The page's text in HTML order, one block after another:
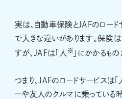
実は、自動車保険とJAFのロード
で大きな違いがあります。保険は
すが、JAFは「人 ※ 」にかかるも
つまり、JAFのロードサービスは「
ーや友人のクルマに乗っている